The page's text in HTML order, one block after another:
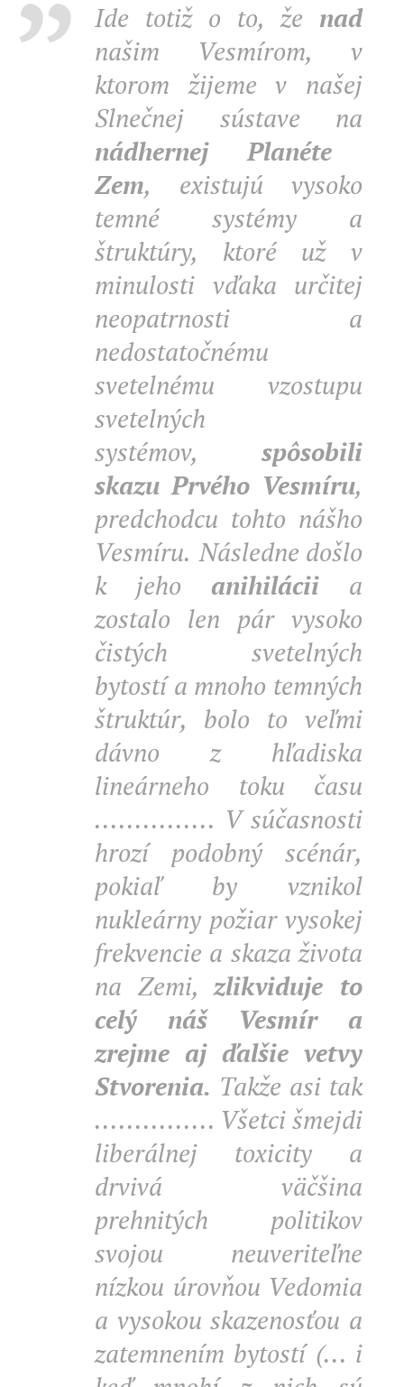
Ide totiž o to, že nad
našim Vesmírom, v
ktorom žijeme v našej
Slnečnej sústave na
nádhernej Planéte
Zem, existujú vysoko
temné systémy a
štruktúry, ktoré už v
minulosti vďaka určitej
neopatrnosti a
nedostatočnému
svetelnému vzostupu
svetelných
systémov, spôsobili
skazu Prvého Vesmíru,
predchodcu tohto nášho
Vesmíru. Následne došlo
k jeho anihilácii a
zostalo len pár vysoko
čistých svetelných
bytostí a mnoho temných
štruktúr, bolo to veľmi
dávno z hľadiska
lineárneho toku času
............... V súčasnosti
hrozí podobný scénár,
pokiaľ by vznikol
nukleárny požiar vysokej
frekvencie a skaza života
na Zemi,zlikviduje to
celý náš Vesmír a
zrejme aj ďalšie vetvy
Stvorenia. Takže asi tak
............... Všetci šmejdi
liberálnej toxicity a
drvivá väčšina
prehnitých politikov
svojou neuveriteľne
nízkou úrovňou Vedomia
a vysokou skazenosťou a
zatemnením bytostí (... i